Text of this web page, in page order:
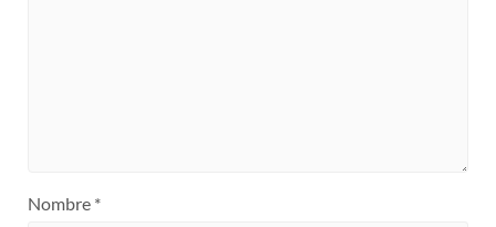
Nombre *